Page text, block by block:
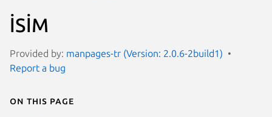
İSİM
Provided by: manpages-tr (Version: 2.0.6-2build1)
Report a bug
On this page